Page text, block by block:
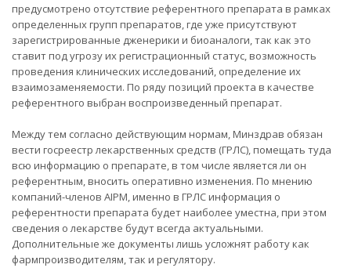
предусмотрено отсутствие референтного препарата в рамках
определенных групп препаратов, где уже присутствуют
зарегистрированные дженерики и биоаналоги, так как это
ставит под угрозу их регистрационный статус, возможность
проведения клинических исследований, определение их
взаимозаменяемости. По ряду позиций проекта в качестве
референтного выбран воспроизведенный препарат.
Между тем согласно действующим нормам, Минздрав обязан
вести госреестр лекарственных средств (ГРЛС), помещать туда
всю информацию о препарате, в том числе является ли он
референтным, вносить оперативно изменения. По мнению
компаний-членов AIPM, именно в ГРЛС информация о
референтности препарата будет наиболее уместна, при этом
сведения о лекарстве будут всегда актуальными.
Дополнительные же документы лишь усложнят работу как
фармпроизводителям, так и регулятору.